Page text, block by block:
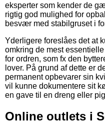
eksperter som kender de
rigtig god mulighed for
besvær med stabilgruset i
Yderligere foreslåes det at
omkring de mest
for ordren, som fx den
lover. På grund af dette er
permanent opbevarer sin
vil kunne dokumentere sit
en gave til en dreng eller
Online outlets i